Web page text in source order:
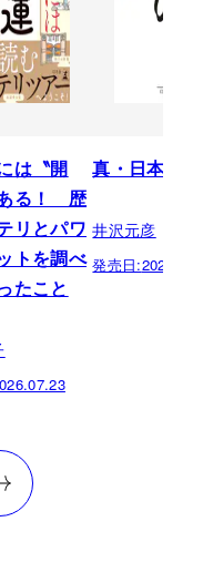
は〝開
る！ 歴
リとパワ
トを調べ
たこと
真・日本の
井沢元彦
発売日: